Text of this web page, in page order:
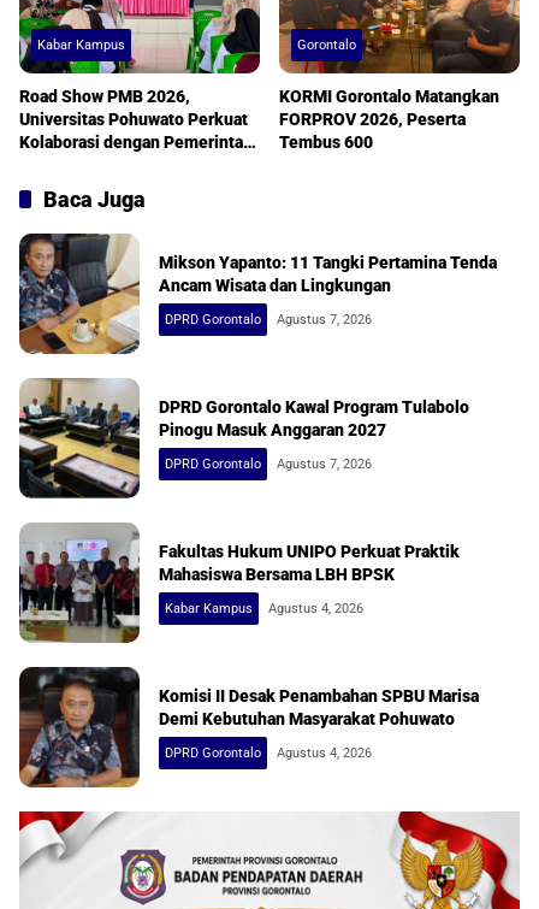
Kabar Kampus
Road Show PMB 2026,
Universitas Pohuwato Perkuat
Kolaborasi dengan Pemerintah
Gorontalo
KORMI Gorontalo Matangkan
FORPROV 2026, Peserta
Tembus 600
Baca Juga
Mikson Yapanto: 11 Tangki Pertamina Tenda
Ancam Wisata dan Lingkungan
DPRD Gorontalo Agustus 7, 2026
DPRD Gorontalo Kawal Program Tulabolo
Pinogu Masuk Anggaran 2027
DPRD Gorontalo Agustus 7, 2026
Fakultas Hukum UNIPO Perkuat Praktik
Mahasiswa Bersama LBH BPSK
Kabar Kampus Agustus 4, 2026
Komisi II Desak Penambahan SPBU Marisa
Demi Kebutuhan Masyarakat Pohuwato
DPRD Gorontalo Agustus 4, 2026